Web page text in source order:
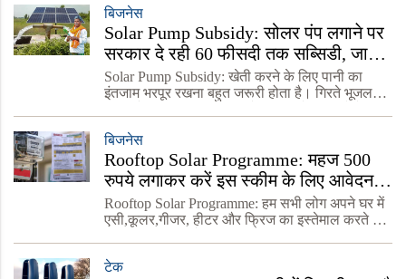
बिजनेस
Solar Pump Subsidy: सोलर पंप लगाने पर
सरकार दे रही 60 फीसदी तक सब्सिडी, जानें
कैसे उठाएं फायदा?
Solar Pump Subsidy: खेती करने के लिए पानी का
इंतजाम भरपूर रखना बहुत जरूरी होता है। गिरते भूजल
अलग विकल्पो
बिजनेस
Rooftop Solar Programme: महज 500
रुपये लगाकर करें इस स्कीम के लिए आवेदन,
बिजली बिल से मिल जाएगा छुटकारा
Rooftop Solar Programme: हम सभी लोग अपने घर में
एसी,कूलर,गीजर, हीटर और फ्रिज का इस्तेमाल करते हैं।
इससे राहत
टेक